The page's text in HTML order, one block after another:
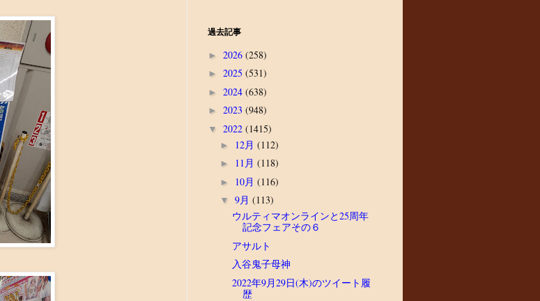
過去記事
► 2026 (258)
► 2025 (531)
► 2024 (638)
► 2023 (948)
▼ 2022 (1415)
► 12月 (112)
► 11月 (118)
► 10月 (116)
▼ 9月 (113)
ウルティマオンラインと25周年
記念フェアその６
アサルト
入谷鬼子母神
2022年9月29日(木)のツイート履
歴